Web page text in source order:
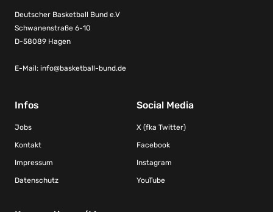
Deutscher Basketball Bund e.V
Schwanenstraße 6-10
D-58089 Hagen
E-Mail: info@basketball-bund.de
Infos
Jobs
Kontakt
Impressum
Datenschutz
Social Media
X (fka Twitter)
Facebook
Instagram
YouTube